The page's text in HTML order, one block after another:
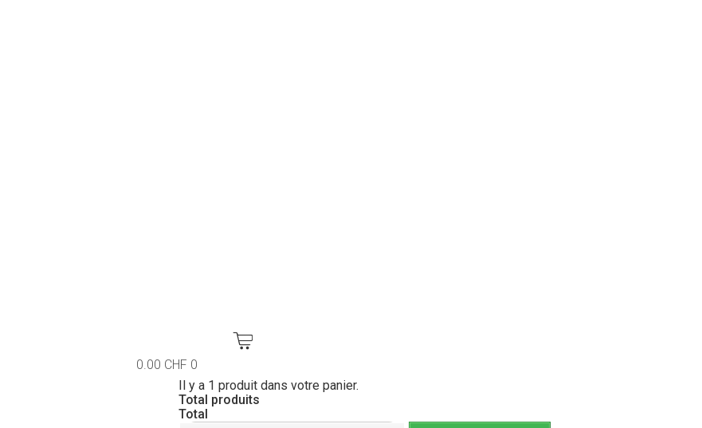
0.00 CHF 0
Il y a 1 produit dans votre panier.
Total produits
Total